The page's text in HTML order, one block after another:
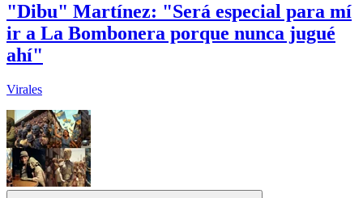
"Dibu" Martínez: "Será especial para mí
ir a La Bombonera porque nunca jugué
ahí"
Virales